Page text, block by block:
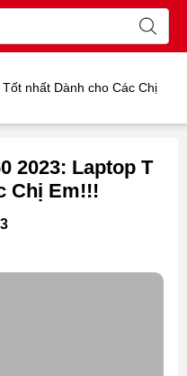
nhất Dành cho Các Chị
2023: Laptop T
Chị Em!!!